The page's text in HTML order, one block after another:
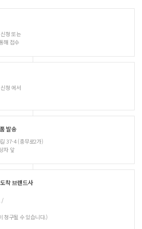
청 또는
해 접수
청 에서
발송
37-4 (충무로2가)
자 앞
착 브랜드사
/
청구될 수 있습니다.)